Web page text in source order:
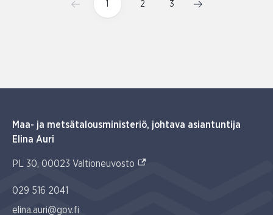
1 2 3
Maa- ja metsätalousministeriö, johtava asiantuntija
Elina Auri
PL 30, 00023 Valtioneuvosto (Ulkoinen linkki)
029 516 2041
elina.auri@gov.fi